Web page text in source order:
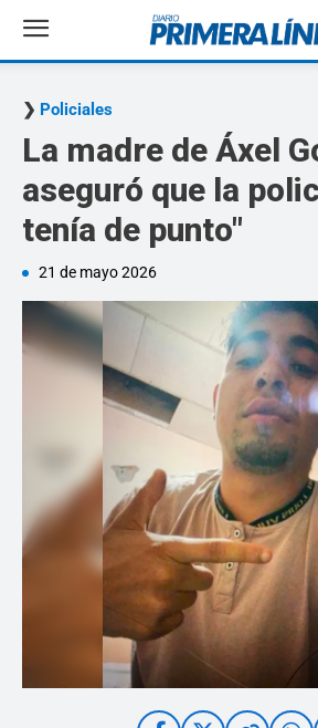
Policiales
La madre de Áxel
aseguró que la
tenía de punto"
21 de mayo 2026